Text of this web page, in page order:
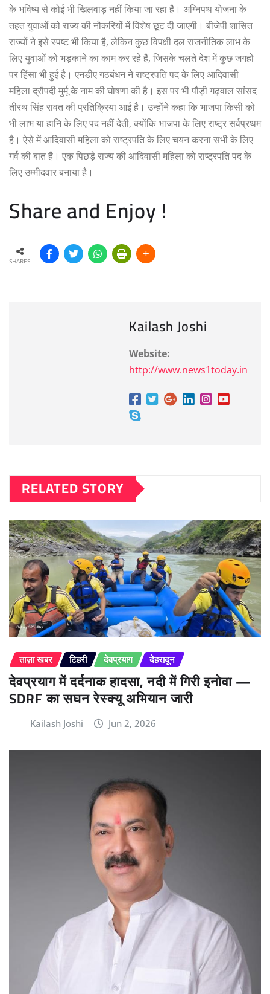
के भविष्य से कोई भी खिलवाड़ नहीं किया जा रहा है। अग्निपथ योजना के
तहत युवाओं को राज्य की नौकरियों में विशेष छूट दी जाएगी। बीजेपी शासित
राज्यों ने इसे स्पष्ट भी किया है, लेकिन कुछ विपक्षी दल राजनीतिक लाभ के
लिए युवाओं को भड़काने का काम कर रहे हैं, जिसके चलते देश में कुछ जगहों
पर हिंसा भी हुई है। एनडीए गठबंधन ने राष्ट्रपति पद के लिए आदिवासी
महिला द्रौपदी मुर्मू के नाम की घोषणा की है। इस पर भी पौड़ी गढ़वाल सांसद
तीरथ सिंह रावत की प्रतिक्रिया आई है। उन्होंने कहा कि भाजपा किसी को
भी लाभ या हानि के लिए पद नहीं देती, क्योंकि भाजपा के लिए राष्ट्र सर्वप्रथम
है। ऐसे में आदिवासी महिला को राष्ट्रपति के लिए चयन करना सभी के लिए
गर्व की बात है। एक पिछड़े राज्य की आदिवासी महिला को राष्ट्रपति पद के
लिए उम्मीदवार बनाया है।
Share and Enjoy !
SHARES
Kailash Joshi
Website:
http://www.news1today.in
RELATED STORY
ताज़ा खबर टिहरी देवप्रयाग देहरादून
देवप्रयाग में दर्दनाक हादसा, नदी में गिरी इनोवा —
SDRF का सघन रेस्क्यू अभियान जारी
Kailash Joshi Jun 2, 2026